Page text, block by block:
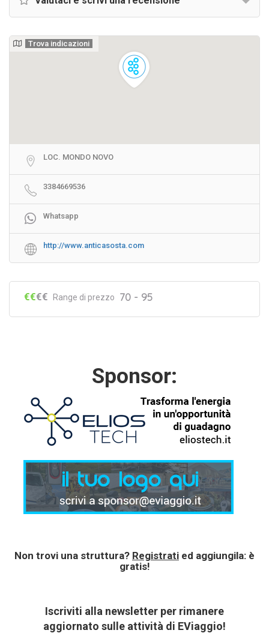
Trova indicazioni
LOC. MONDO NOVO
3384669536
Whatsapp
http://www.anticasosta.com
€€€€ Range di prezzo 70 - 95
Sponsor:
Non trovi una struttura? Registrati ed aggiungila: è
gratis!
Iscriviti alla newsletter per rimanere
aggiornato sulle attività di EViaggio!